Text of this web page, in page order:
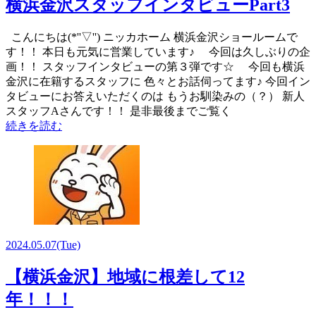
横浜金沢スタッフインタビューPart3
こんにちは(*''▽'') ニッカホーム 横浜金沢ショールームで
す！！ 本日も元気に営業しています♪ 今回は久しぶりの企
画！！ スタッフインタビューの第３弾です☆ 今回も横浜
金沢に在籍するスタッフに 色々とお話伺ってます♪ 今回イン
タビューにお答えいただくのは もうお馴染みの（？） 新人
スタッフAさんです！！ 是非最後までご覧く
続きを読む
2024.05.07(Tue)
【横浜金沢】地域に根差して12
年！！！